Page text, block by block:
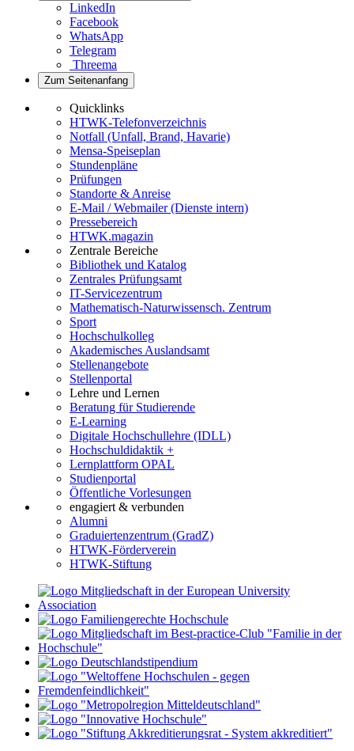
LinkedIn
Facebook
WhatsApp
Telegram
Threema
Zum Seitenanfang
Quicklinks
HTWK-Telefonverzeichnis
Notfall (Unfall, Brand, Havarie)
Mensa-Speiseplan
Stundenpläne
Prüfungen
Standorte & Anreise
E-Mail / Webmailer (Dienste intern)
Pressebereich
HTWK.magazin
Zentrale Bereiche
Bibliothek und Katalog
Zentrales Prüfungsamt
IT-Servicezentrum
Mathematisch-Naturwissensch. Zentrum
Sport
Hochschulkolleg
Akademisches Auslandsamt
Stellenangebote
Stellenportal
Lehre und Lernen
Beratung für Studierende
E-Learning
Digitale Hochschullehre (IDLL)
Hochschuldidaktik +
Lernplattform OPAL
Studienportal
Öffentliche Vorlesungen
engagiert & verbunden
Alumni
Graduiertenzentrum (GradZ)
HTWK-Förderverein
HTWK-Stiftung